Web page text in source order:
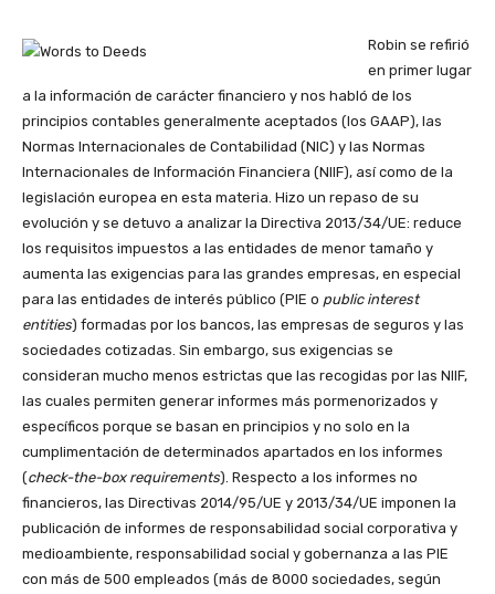
Robin se refirió
en primer lugar
a la información de carácter financiero y nos habló de los
principios contables generalmente aceptados (los GAAP), las
Normas Internacionales de Contabilidad (NIC) y las Normas
Internacionales de Información Financiera (NIIF), así como de la
legislación europea en esta materia. Hizo un repaso de su
evolución y se detuvo a analizar la Directiva 2013/34/UE: reduce
los requisitos impuestos a las entidades de menor tamaño y
aumenta las exigencias para las grandes empresas, en especial
para las entidades de interés público (PIE o public interest
entities) formadas por los bancos, las empresas de seguros y las
sociedades cotizadas. Sin embargo, sus exigencias se
consideran mucho menos estrictas que las recogidas por las NIIF,
las cuales permiten generar informes más pormenorizados y
específicos porque se basan en principios y no solo en la
cumplimentación de determinados apartados en los informes
(check-the-box requirements). Respecto a los informes no
financieros, las Directivas 2014/95/UE y 2013/34/UE imponen la
publicación de informes de responsabilidad social corporativa y
medioambiente, responsabilidad social y gobernanza a las PIE
con más de 500 empleados (más de 8000 sociedades, según